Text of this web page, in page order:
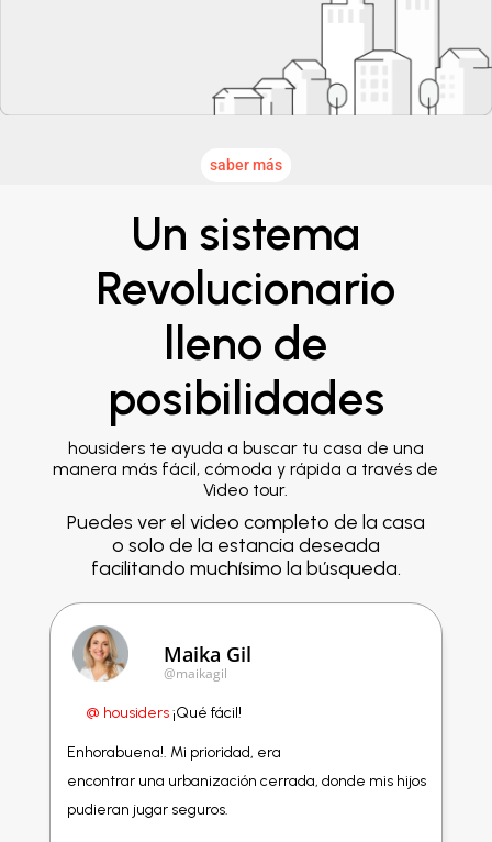
saber más
Un sistema
Revolucionario
lleno de
posibilidades
housiders te ayuda a buscar tu casa de una
manera más fácil, cómoda y rápida a través de
Video tour.
Puedes ver el video completo de la casa
o solo de la estancia deseada
facilitando muchísimo la búsqueda.
Maika Gil
@maikagil
@ housiders¡Qué fácil!
Enhorabuena!. Mi prioridad, era
encontrar una urbanización cerrada, donde mis hijos
pudieran jugar seguros.